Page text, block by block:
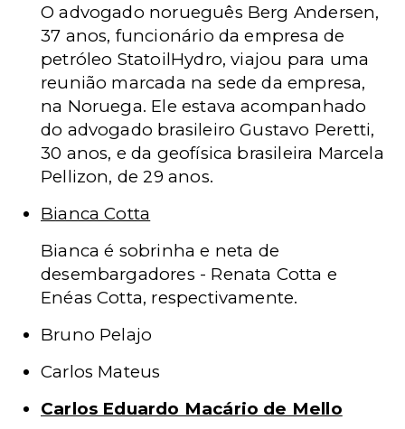
O advogado norueguês Berg Andersen,
37 anos, funcionário da empresa de
petróleo StatoilHydro, viajou para uma
reunião marcada na sede da empresa,
na Noruega. Ele estava acompanhado
do advogado brasileiro Gustavo Peretti,
30 anos, e da geofísica brasileira Marcela
Pellizon, de 29 anos.
Bianca Cotta
Bianca é sobrinha e neta de
desembargadores - Renata Cotta e
Enéas Cotta, respectivamente.
Bruno Pelajo
Carlos Mateus
Carlos Eduardo Macário de Mello